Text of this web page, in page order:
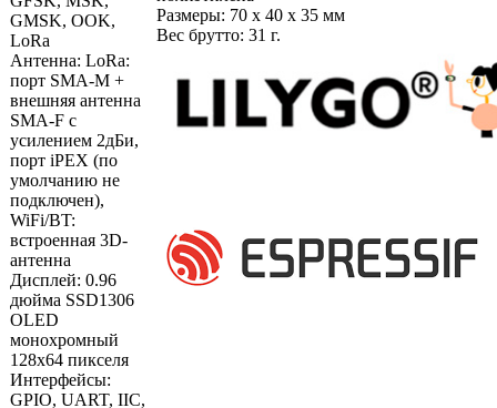
GMSK, OOK,
LoRa
Антенна: LoRa:
порт SMA-M +
внешняя антенна
SMA-F с
усилением 2дБи,
порт iPEX (по
умолчанию не
подключен),
WiFi/BT:
встроенная 3D-
антенна
Дисплей: 0.96
дюйма SSD1306
OLED
монохромный
128x64 пикселя
Интерфейсы:
GPIO, UART, IIC,
Размеры: 70 х 40 х 35 мм
Вес брутто: 31 г.